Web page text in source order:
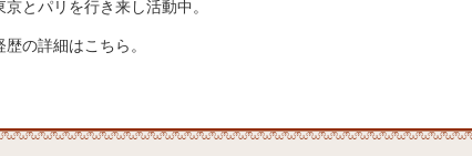
京とパリを行き来し活動中。
歴の詳細はこちら 。